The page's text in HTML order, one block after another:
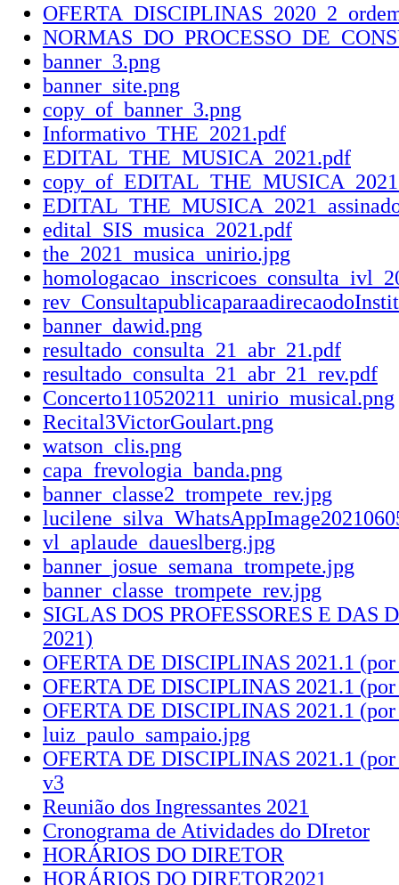
banner_3.png
banner_site.png
copy_of_banner_3.png
Informativo_THE_2021.pdf
EDITAL_THE_MUSICA_2021.pdf
edital_SIS_musica_2021.pdf
the_2021_musica_unirio.jpg
banner_dawid.png
resultado_consulta_21_abr_21.pdf
resultado_consulta_21_abr_21_rev.pdf
Concerto110520211_unirio_musical.png
Recital3VictorGoulart.png
watson_clis.png
capa_frevologia_banda.png
banner_classe2_trompete_rev.jpg
vl_aplaude_daueslberg.jpg
banner_josue_semana_trompete.jpg
banner_classe_trompete_rev.jpg
SIGLAS DOS PROFESSORES E DAS
2021)
OFERTA DE DISCIPLINAS 2021.1
OFERTA DE DISCIPLINAS 2021.1
OFERTA DE DISCIPLINAS 2021.1
luiz_paulo_sampaio.jpg
OFERTA DE DISCIPLINAS 2021.1
v3
Reunião dos Ingressantes 2021
Cronograma de Atividades do DIretor
HORÁRIOS DO DIRETOR
HORÁRIOS DO DIRETOR2021